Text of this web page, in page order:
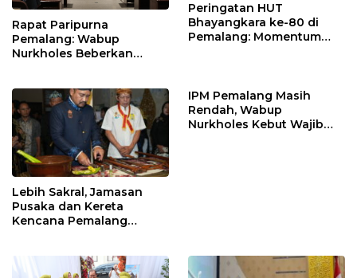
Rapat Paripurna
Pemalang: Wabup
Nurkholes Beberkan
Peringatan HUT
Bhayangkara ke-80 di
Pemalang: Momentum
Lebih Sakral, Jamasan
Pusaka dan Kereta
Kencana Pemalang
IPM Pemalang Masih
Rendah, Wabup
Nurkholes Kebut Wajib